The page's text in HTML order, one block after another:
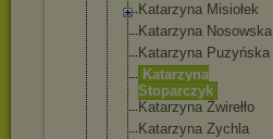
Katarzyna Misiołek
Katarzyna Nosowska
Katarzyna Puzyńska
Katarzyna
Stoparczyk
Katarzyna Żwirełło
Katarzyna Zychla